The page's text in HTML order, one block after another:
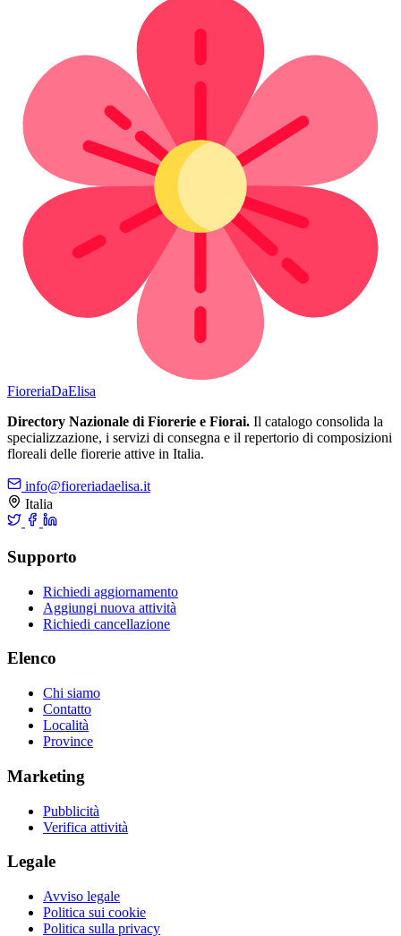
FioreriaDaElisa
Directory Nazionale di Fiorerie e Fiorai. Il catalogo consolida la
specializzazione, i servizi di consegna e il repertorio di composizioni
floreali delle fiorerie attive in Italia.
info@fioreriadaelisa.it
Italia
Supporto
Richiedi aggiornamento
Aggiungi nuova attività
Richiedi cancellazione
Elenco
Chi siamo
Contatto
Località
Province
Marketing
Pubblicità
Verifica attività
Legale
Avviso legale
Politica sui cookie
Politica sulla privacy